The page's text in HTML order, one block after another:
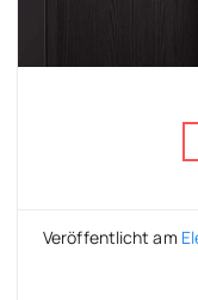
Veröffentlicht am